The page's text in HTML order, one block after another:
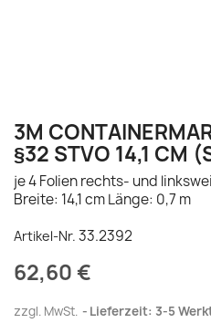
3M
§32 STVO 14,1 CM
je 4 Folien rechts- und
Breite: 14,1 cm Länge: 0,7 m
Artikel-Nr. 33.2392
62,60 €
zzgl. MwSt. Lieferzeit: 3-5